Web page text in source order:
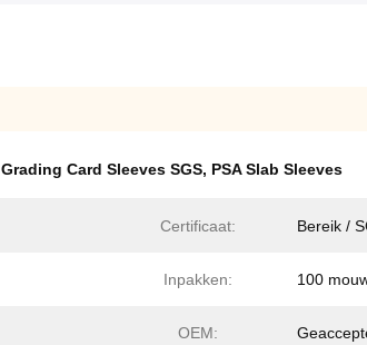
Grading Card Sleeves SGS, PSA Slab Sleeves
Certificaat: Bereik /
Inpakken: 100
OEM: